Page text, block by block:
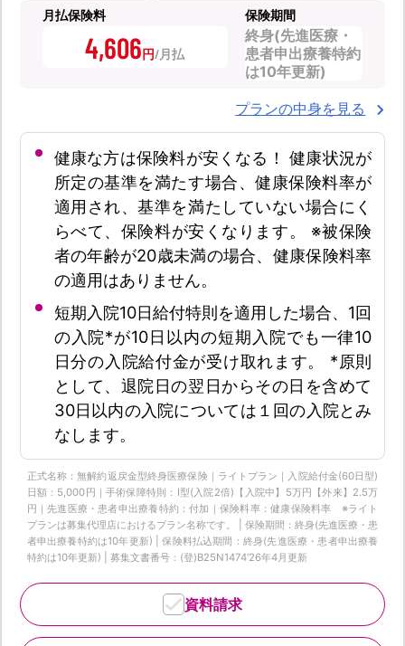
月払保険料
4,606円
保険期間
終身(先進医療・
患者申出療養特約
は10年更新)
プランの中身を見る
健康な方は保険料が安くなる！ 健康状況が
所定の基準を満たす場合、健康保険料率が
適用され、基準を満たしていない場合にく
らべて、保険料が安くなります。 ※被保険
者の年齢が20歳未満の場合、健康保険料率
の適用はありません。
短期入院10日給付特則を適用した場合、1回
の入院*が10日以内の短期入院でも一律10
日分の入院給付金が受け取れます。 *原則
として、退院日の翌日からその日を含めて
30日以内の入院については１回の入院とみ
なします。
正式名称：無解約返戻金型終身医療保険｜ライトプラン｜入院給付金(60日型)
日額：5,000円｜手術保障特則：Ⅰ型(入院2倍)【入院中】5万円【外来】2.5万
円｜先進医療・患者申出療養特約：付加｜保険料率：健康保険料率 ※ライト
プランは募集代理店におけるプラン名称です。 | 保険期間：終身(先進医療・患
者申出療養特約は10年更新) | 保険料払込期間：終身(先進医療・患者申出療養
特約は10年更新) | 募集文書番号：(登)B25N1474‘26年4月更新
資料請求